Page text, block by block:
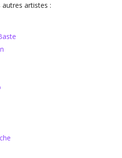
autres artistes :